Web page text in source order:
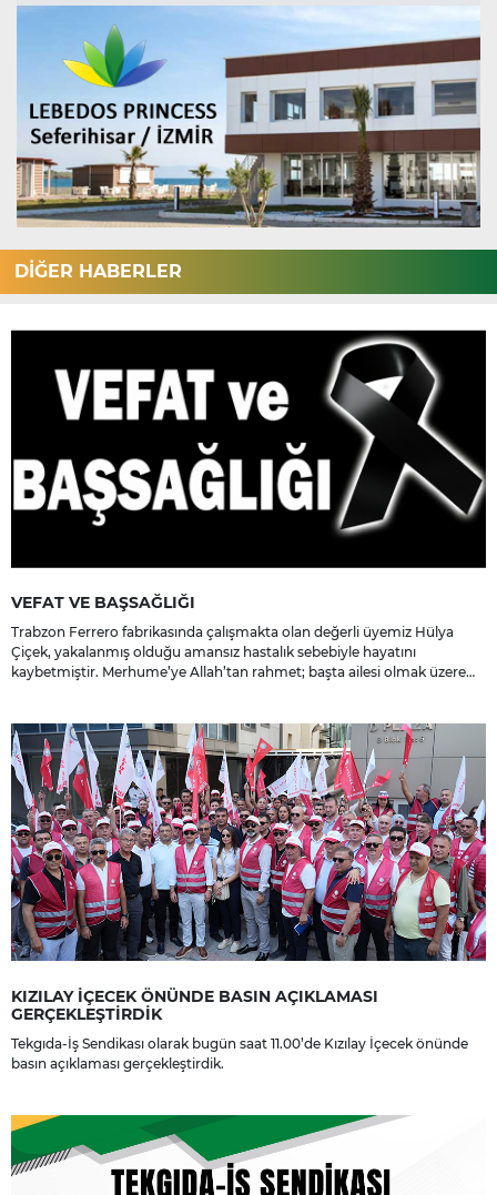
DİĞER HABERLER
VEFAT VE BAŞSAĞLIĞI
Trabzon Ferrero fabrikasında çalışmakta olan değerli üyemiz Hülya
Çiçek, yakalanmış olduğu amansız hastalık sebebiyle hayatını
kaybetmiştir. Merhume’ye Allah’tan rahmet; başta ailesi olmak üzere
KIZILAY İÇECEK ÖNÜNDE BASIN AÇIKLAMASI
GERÇEKLEŞTİRDİK
Tekgıda-İş Sendikası olarak bugün saat 11.00’de Kızılay İçecek önünde
basın açıklaması gerçekleştirdik.